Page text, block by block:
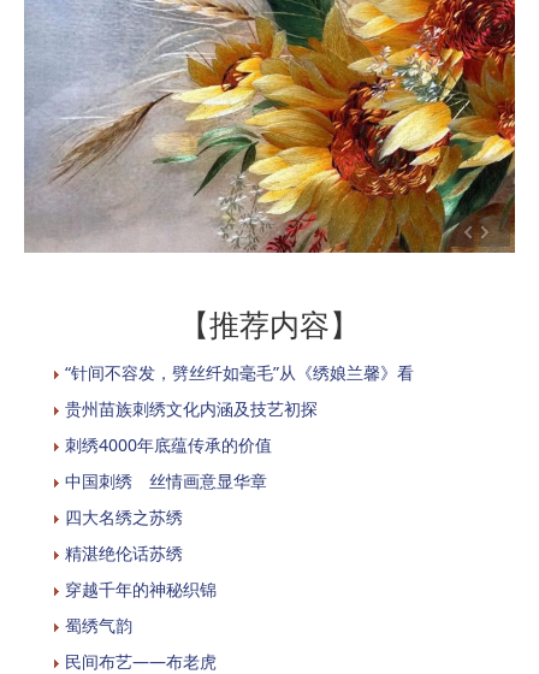
【推荐内容】
“针间不容发，劈丝纤如毫毛”从《绣娘兰馨》看
贵州苗族刺绣文化内涵及技艺初探
刺绣4000年底蕴传承的价值
中国刺绣 丝情画意显华章
四大名绣之苏绣
精湛绝伦话苏绣
穿越千年的神秘织锦
蜀绣气韵
民间布艺——布老虎